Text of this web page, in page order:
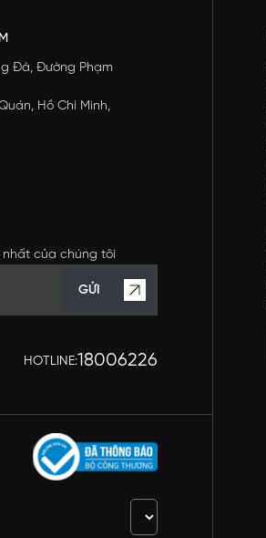
Đà, Đường Phạm
Hồ Chí Minh,
của chúng tôi
GỬI
HOTLINE:18006226